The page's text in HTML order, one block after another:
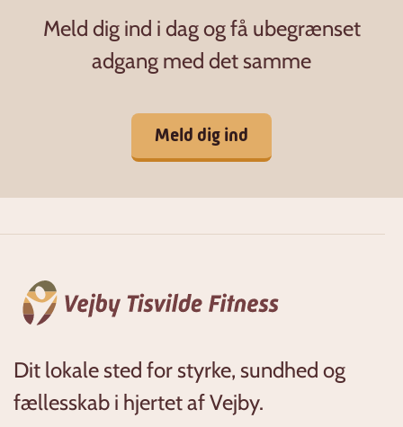
Meld dig ind i dag og få ubegrænset
adgang med det samme
Meld dig ind
Dit lokale sted for styrke, sundhed og
fællesskab i hjertet af Vejby.